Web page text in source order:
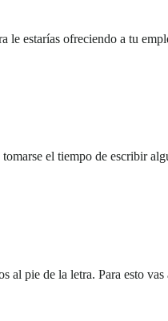
le estarías ofreciendo a tu
el tiempo de escribir
al pie de la letra. Para esto